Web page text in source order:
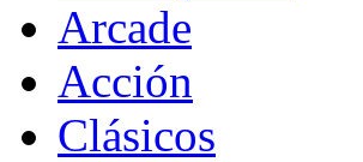
Arcade
Acción
Clásicos